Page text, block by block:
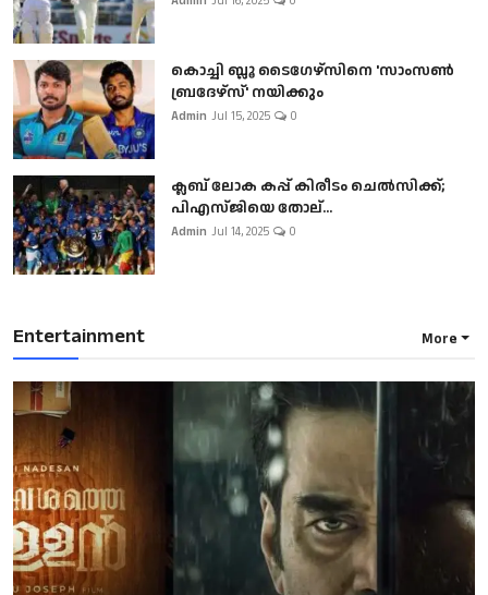
കൊച്ചി ബ്ലൂ ടൈഗേഴ്സിനെ 'സാംസൺ
ബ്രദേഴ്സ്' നയിക്കും
Admin Jul 15, 2025 0
ക്ലബ് ലോക കപ്പ് കിരീടം ചെല്‍സിക്ക്;
പിഎസ്ജിയെ തോല്...
Admin Jul 14, 2025 0
Entertainment More